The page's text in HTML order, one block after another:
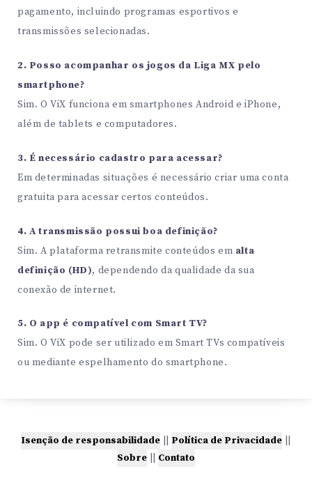
pagamento, incluindo programas esportivos e
transmissões selecionadas.
2. Posso acompanhar os jogos da Liga MX pelo
smartphone?
Sim. O ViX funciona em smartphones Android e iPhone,
além de tablets e computadores.
3. É necessário cadastro para acessar?
Em determinadas situações é necessário criar uma conta
gratuita para acessar certos conteúdos.
4. A transmissão possui boa definição?
Sim. A plataforma retransmite conteúdos em alta
definição (HD), dependendo da qualidade da sua
conexão de internet.
5. O app é compatível com Smart TV?
Sim. O ViX pode ser utilizado em Smart TVs compatíveis
ou mediante espelhamento do smartphone.
Isenção de responsabilidade Política de Privacidade
Sobre
Contato